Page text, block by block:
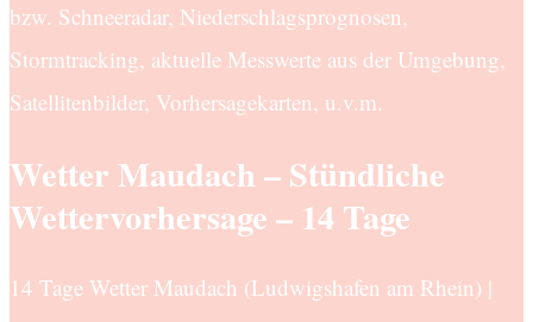
bzw. Schneeradar, Niederschlagsprognosen,
Stormtracking, aktuelle Messwerte aus der Umgebung,
Satellitenbilder, Vorhersagekarten, u.v.m.
Wetter Maudach – Stündliche
Wettervorhersage – 14 Tage
14 Tage Wetter Maudach (Ludwigshafen am Rhein) |